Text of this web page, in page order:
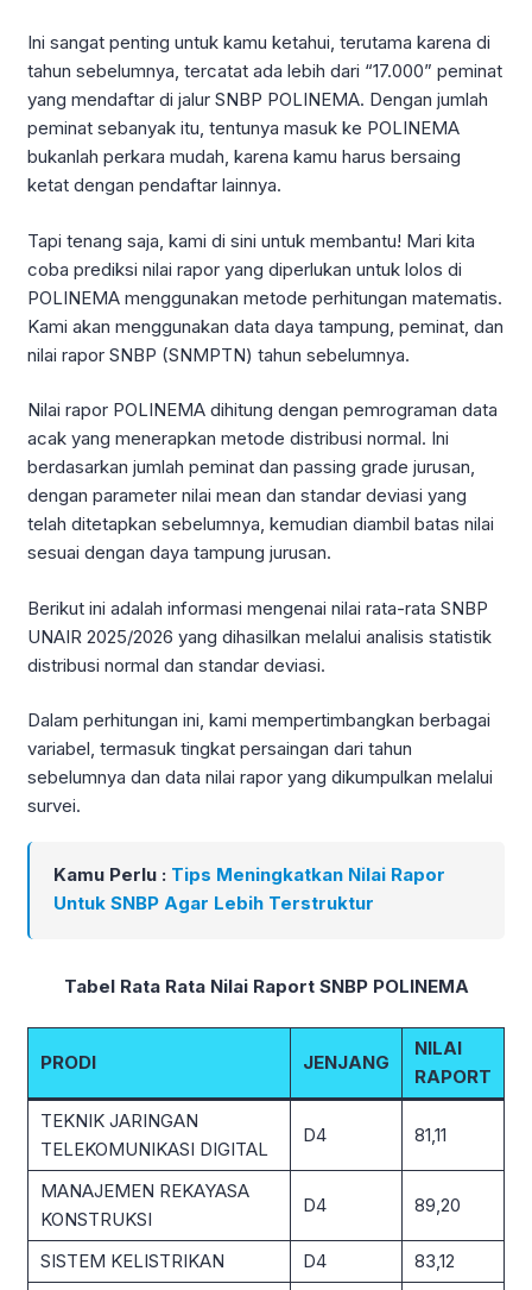
Ini sangat penting untuk kamu ketahui, terutama karena di
tahun sebelumnya, tercatat ada lebih dari “17.000” peminat
yang mendaftar di jalur SNBP POLINEMA. Dengan jumlah
peminat sebanyak itu, tentunya masuk ke POLINEMA
bukanlah perkara mudah, karena kamu harus bersaing
ketat dengan pendaftar lainnya.
Tapi tenang saja, kami di sini untuk membantu! Mari kita
coba prediksi nilai rapor yang diperlukan untuk lolos di
POLINEMA menggunakan metode perhitungan matematis.
Kami akan menggunakan data daya tampung, peminat, dan
nilai rapor SNBP (SNMPTN) tahun sebelumnya.
Nilai rapor POLINEMA dihitung dengan pemrograman data
acak yang menerapkan metode distribusi normal. Ini
berdasarkan jumlah peminat dan passing grade jurusan,
dengan parameter nilai mean dan standar deviasi yang
telah ditetapkan sebelumnya, kemudian diambil batas nilai
sesuai dengan daya tampung jurusan.
Berikut ini adalah informasi mengenai nilai rata-rata SNBP
UNAIR 2025/2026 yang dihasilkan melalui analisis statistik
distribusi normal dan standar deviasi.
Dalam perhitungan ini, kami mempertimbangkan berbagai
variabel, termasuk tingkat persaingan dari tahun
sebelumnya dan data nilai rapor yang dikumpulkan melalui
survei.
Kamu Perlu : Tips Meningkatkan Nilai Rapor
Untuk SNBP Agar Lebih Terstruktur
Tabel Rata Rata Nilai Raport SNBP POLINEMA
PRODI JENJANG
NILAI
RAPORT
TEKNIK JARINGAN
TELEKOMUNIKASI DIGITAL
D4 81,11
MANAJEMEN REKAYASA
KONSTRUKSI
D4 89,20
SISTEM KELISTRIKAN D4
83,12